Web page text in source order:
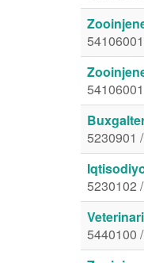
5230901
5230102
5440100